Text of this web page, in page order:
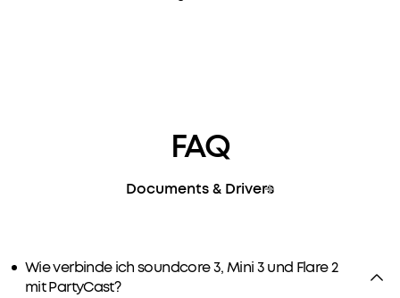
FAQ
Documents & Drivers
Wie verbinde ich soundcore 3, Mini 3 und Flare 2
mit PartyCast?